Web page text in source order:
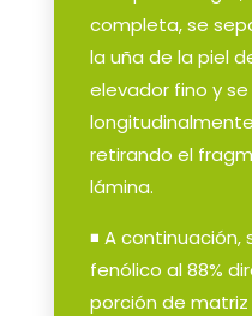
completa, se
la uña de la piel
elevador fino y
retirando el
lámina.
◾ A
fenólico al 88%
porción de